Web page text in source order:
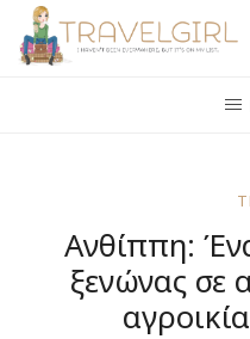
Skip
Ανθίππη:
ξενώνας σε